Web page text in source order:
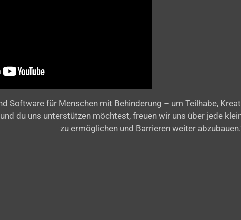
Software für Menschen mit Behinderung – um Teilhabe,
du uns unterstützen möchtest, freuen wir uns über jede
zu ermöglichen und Barrieren weiter